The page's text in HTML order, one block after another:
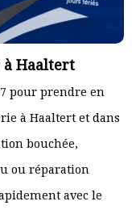
Haaltert
pour prendre en
à Haaltert et dans
bouchée,
ou réparation
avec le